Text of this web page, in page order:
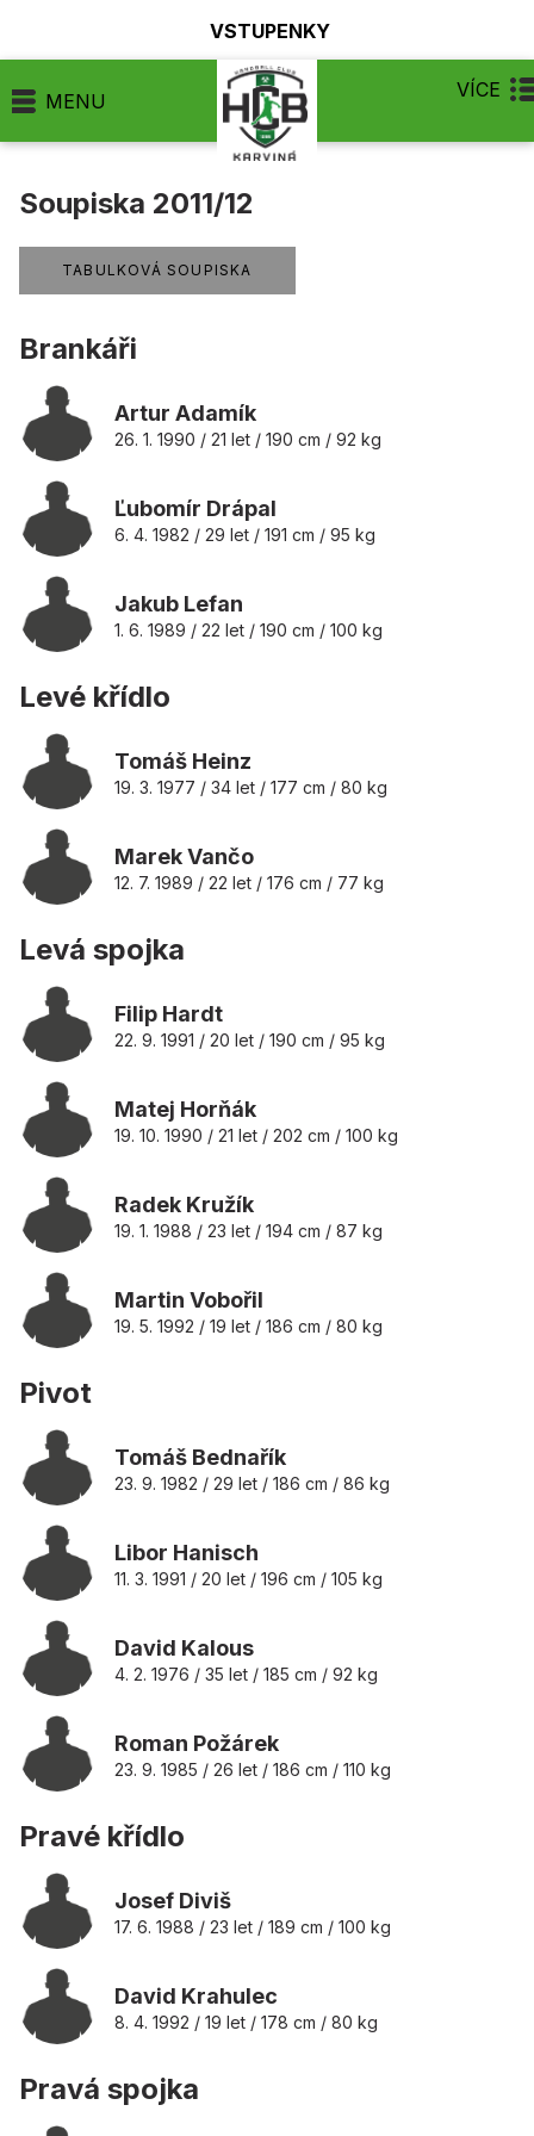
VSTUPENKY
MENU VÍCE
Soupiska 2011/12
TABULKOVÁ SOUPISKA
Brankáři
Artur Adamík
26. 1. 1990 / 21 let / 190 cm / 92 kg
Ľubomír Drápal
6. 4. 1982 / 29 let / 191 cm / 95 kg
Jakub Lefan
1. 6. 1989 / 22 let / 190 cm / 100 kg
Levé křídlo
Tomáš Heinz
19. 3. 1977 / 34 let / 177 cm / 80 kg
Marek Vančo
12. 7. 1989 / 22 let / 176 cm / 77 kg
Levá spojka
Filip Hardt
22. 9. 1991 / 20 let / 190 cm / 95 kg
Matej Horňák
19. 10. 1990 / 21 let / 202 cm / 100 kg
Radek Kružík
19. 1. 1988 / 23 let / 194 cm / 87 kg
Martin Vobořil
19. 5. 1992 / 19 let / 186 cm / 80 kg
Pivot
Tomáš Bednařík
23. 9. 1982 / 29 let / 186 cm / 86 kg
Libor Hanisch
11. 3. 1991 / 20 let / 196 cm / 105 kg
David Kalous
4. 2. 1976 / 35 let / 185 cm / 92 kg
Roman Požárek
23. 9. 1985 / 26 let / 186 cm / 110 kg
Pravé křídlo
Josef Diviš
17. 6. 1988 / 23 let / 189 cm / 100 kg
David Krahulec
8. 4. 1992 / 19 let / 178 cm / 80 kg
Pravá spojka